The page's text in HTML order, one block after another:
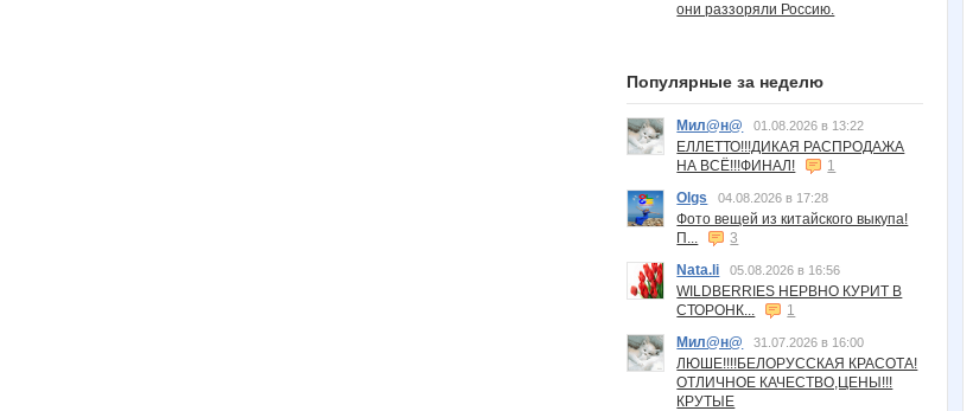
они раззоряли Россию.
Популярные за неделю
Мил@н@ 01.08.2026 в 13:22
ЕЛЛЕТТО!!!ДИКАЯ РАСПРОДАЖА
НА ВСЁ!!!ФИНАЛ!
1
Olgs
04.08.2026 в 17:28
Фото вещей из китайского выкупа!
П...
3
Nata.li
05.08.2026 в 16:56
WILDBERRIES НЕРВНО КУРИТ В
СТОРОНК...
1
Мил@н@
31.07.2026 в 16:00
ЛЮШЕ!!!!БЕЛОРУССКАЯ КРАСОТА!
ОТЛИЧНОЕ КАЧЕСТВО,ЦЕНЫ!!!
КРУТЫЕ